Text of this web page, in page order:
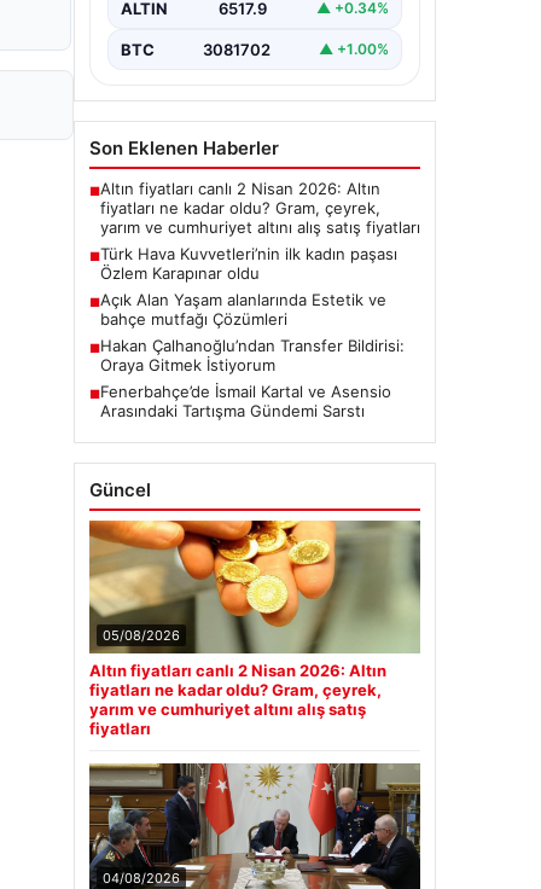
ALTIN 6517.9 ▲ +0.34%
BTC 3081702 ▲ +1.00%
Son Eklenen Haberler
■Altın fiyatları canlı 2 Nisan 2026: Altın
fiyatları ne kadar oldu? Gram, çeyrek,
yarım ve cumhuriyet altını alış satış fiyatları
■Türk Hava Kuvvetleri’nin ilk kadın paşası
Özlem Karapınar oldu
■Açık Alan Yaşam alanlarında Estetik ve
bahçe mutfağı Çözümleri
■Hakan Çalhanoğlu’ndan Transfer Bildirisi:
Oraya Gitmek İstiyorum
■Fenerbahçe’de İsmail Kartal ve Asensio
Arasındaki Tartışma Gündemi Sarstı
Güncel
05/08/2026
Altın fiyatları canlı 2 Nisan 2026: Altın
fiyatları ne kadar oldu? Gram, çeyrek,
yarım ve cumhuriyet altını alış satış
fiyatları
04/08/2026